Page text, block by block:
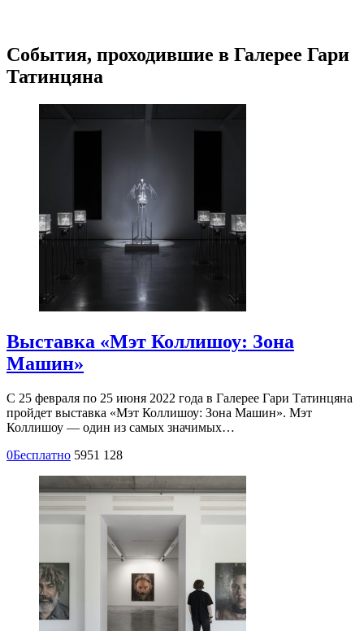
События, проходившие в Галерее Гари
Татинцяна
Выставка «Мэт Коллишоу: Зона
Машин»
С 25 февраля по 25 июня 2022 года в Галерее Гари Татинцяна
пройдет выставка «Мэт Коллишоу: Зона Машин». Мэт
Коллишоу — один из самых значимых…
0Бесплатно 5951 128